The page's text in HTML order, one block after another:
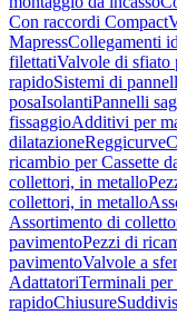
Con raccordi Compact
MapressCollegamenti
filettatiValvole di sfiato
rapidoSistemi di
posaIsolantiPannelli
fissaggioAdditivi per
dilatazioneReggicurve
ricambio per Cassette
collettori, in metallo
collettori, in metallo
Assortimento di
pavimentoPezzi di
pavimentoValvole a
AdattatoriTerminali
rapidoChiusure